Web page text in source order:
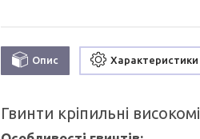
Опис Характеристики
Гвинти кріпильні